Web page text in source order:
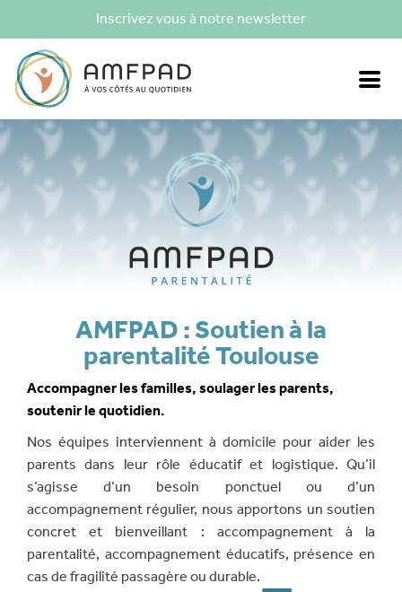
Inscrivez vous à notre newsletter
AMFPAD : Soutien à la
parentalité Toulouse
Accompagner les familles, soulager les parents,
soutenir le quotidien.
Nos équipes interviennent à domicile pour aider les
parents dans leur rôle éducatif et logistique. Qu’il
s’agisse d’un besoin ponctuel ou d’un
accompagnement régulier, nous apportons un soutien
concret et bienveillant : accompagnement à la
parentalité, accompagnement éducatifs, présence en
cas de fragilité passagère ou durable.